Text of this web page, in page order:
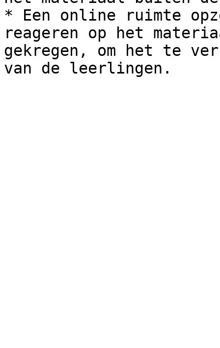
* Een online ruimte
reageren op het
gekregen, om het te